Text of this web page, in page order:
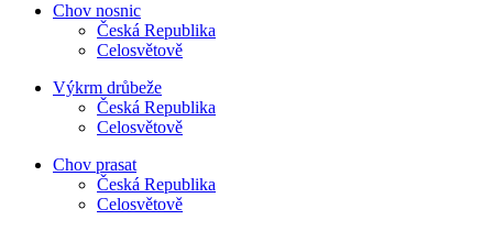
Chov nosnic
Česká Republika
Celosvětově
Výkrm drůbeže
Česká Republika
Celosvětově
Chov prasat
Česká Republika
Celosvětově